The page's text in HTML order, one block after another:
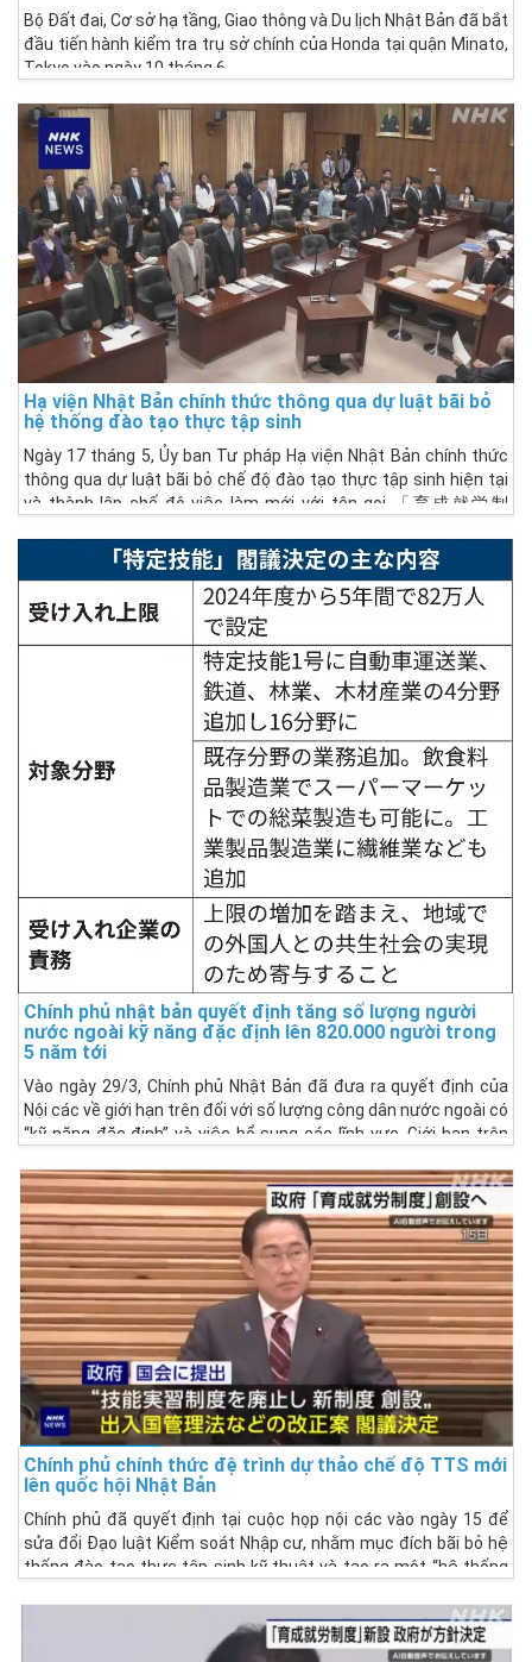
Bộ Đất đai, Cơ sở hạ tầng, Giao thông và Du lịch Nhật Bản đã bắt
đầu tiến hành kiểm tra trụ sở chính của Honda tại quận Minato,
Tokyo vào ngày 10 tháng 6.
Hạ viện Nhật Bản chính thức thông qua dự luật bãi bỏ
hệ thống đào tạo thực tập sinh
Ngày 17 tháng 5, Ủy ban Tư pháp Hạ viện Nhật Bản chính thức
thông qua dự luật bãi bỏ chế độ đào tạo thực tập sinh hiện tại
và thành lập chế độ việc làm mới với tên gọi 「育成就労制
Chính phủ nhật bản quyết định tăng số lượng người
nước ngoài kỹ năng đặc định lên 820.000 người trong
5 năm tới
Vào ngày 29/3, Chính phủ Nhật Bản đã đưa ra quyết định của
Nội các về giới hạn trên đối với số lượng công dân nước ngoài có
“kỹ năng đặc định” và việc bổ sung các lĩnh vực. Giới hạn trên
820.000 người, cao hơn gấp đôi so với con số trước đó và bốn
lĩnh vực mới đã được bổ sung, bao gồm vận tải ô tô và đường
sắt. Những người có kỹ năng đặc định thể là không thể thiếu
trong nhiều lĩnh vực đang thiếu hụt lao động nghiêm trọng.
Chính phủ chính thức đệ trình dự thảo chế độ TTS mới
lên quốc hội Nhật Bản
Chính phủ đã quyết định tại cuộc họp nội các vào ngày 15 để
sửa đổi Đạo luật Kiểm soát Nhập cư, nhằm mục đích bãi bỏ hệ
thống đào tạo thực tập sinh kỹ thuật và tạo ra một “hệ thống